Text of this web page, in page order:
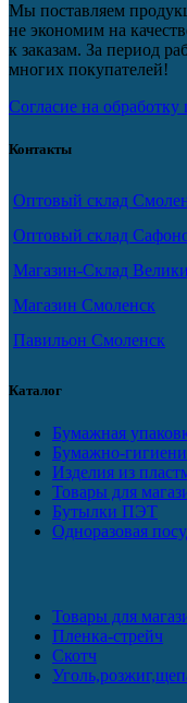
Мы поставляем
не экономим на
к заказам. За период
многих покупателей!
Согласие на
Контакты
Оптовый склад
Оптовый склад
Магазин-Склад
Магазин Смоленск
Павильон Смоленск
Каталог
Бумажная
Бумажно-
Изделия из
Товары для
Бутылки ПЭТ
Одноразовая
Товары для
Пленка-стрейч
Скотч